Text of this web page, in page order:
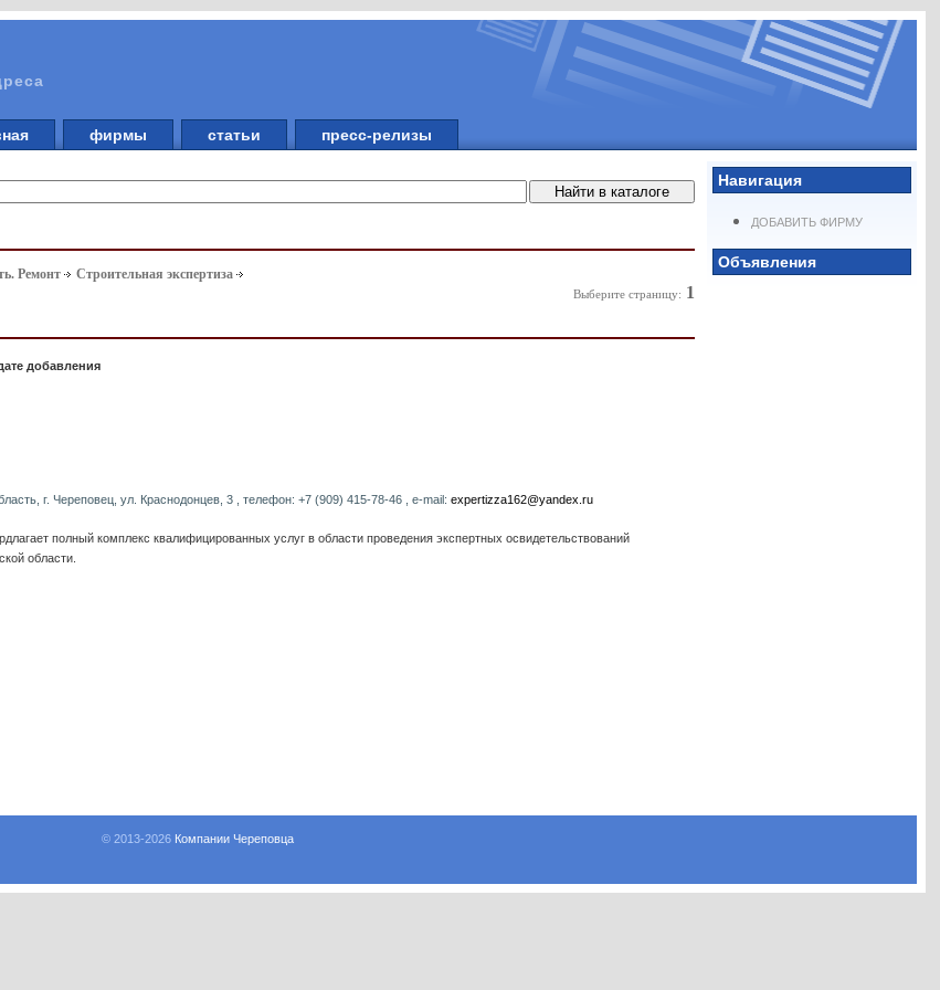
фирмы статьи пресс-релизы
Навигация
ДОБАВИТЬ ФИРМУ
Объявления
Ремонт Строительная экспертиза
Выберите страницу: 1
добавления
г. Череповец, ул. Краснодонцев, 3 , телефон: +7 (909) 415-78-46 , e-mail:expertizza162@yandex.ru
полный комплекс квалифицированных услуг в области проведения экспертных освидетельствований
области.
© 2013-2026 Компании Череповца